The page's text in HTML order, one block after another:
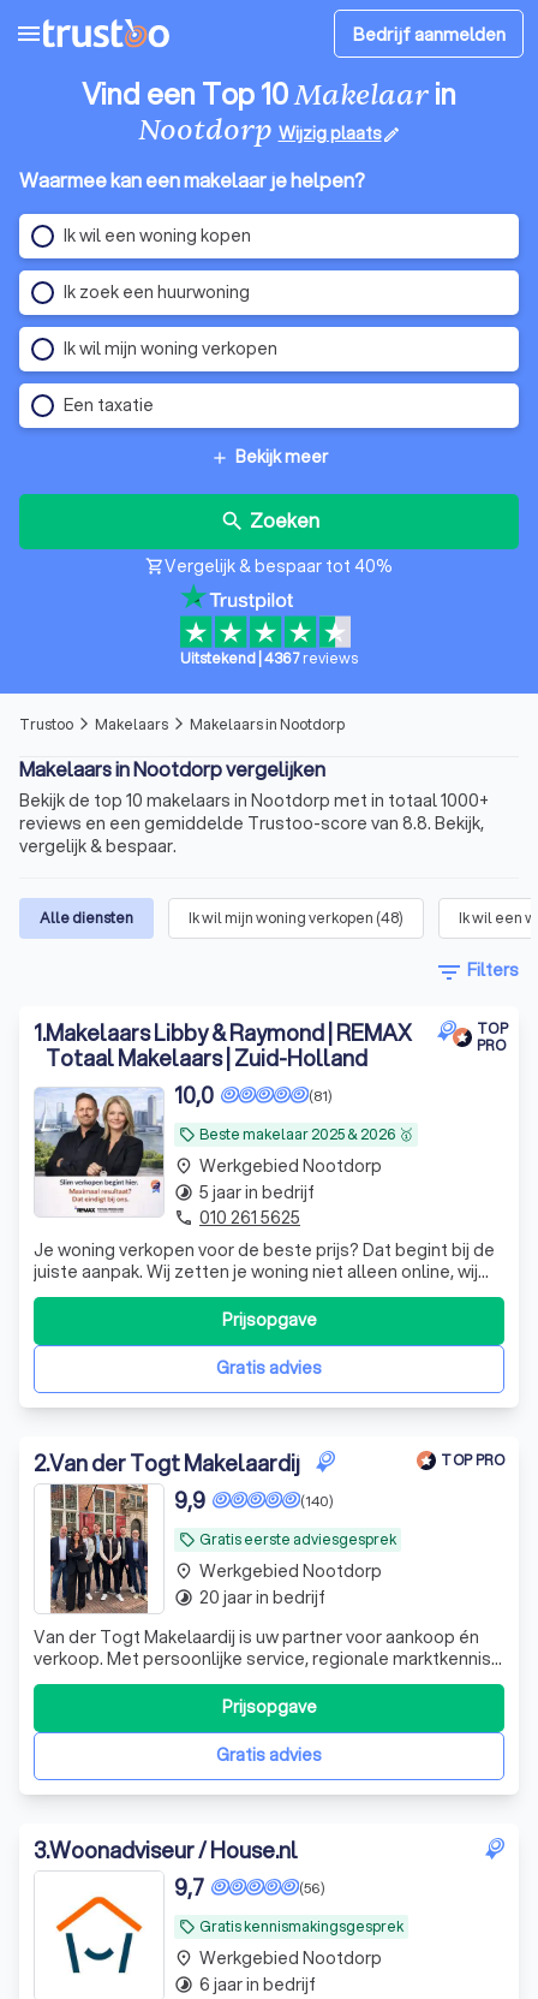
menu Bedrijf aanmelden
Vind een Top 10Makelaarin
Nootdorp Wijzig plaatsedit
Waarmee kan een makelaar je helpen?
Ik wil een woning kopen
Ik zoek een huurwoning
Ik wil mijn woning verkopen
Een taxatie
add Bekijk meer
search Zoeken
shopping_cartVergelijk & bespaar tot 40%
Uitstekend 4367reviews
Trustoo arrow_forward_ios Makelaars arrow_forward_ios Makelaars in Nootdorp
Makelaars in Nootdorp vergelijken
Bekijk de top 10 makelaars in Nootdorp met in totaal 1000+
reviews en een gemiddelde Trustoo-score van 8.8. Bekijk,
vergelijk & bespaar.
Alle diensten Ik wil mijn woning verkopen (48) Ik wil een
filter_list Filters
1.Makelaars Libby & Raymond | REMAX
Totaal Makelaars | Zuid-Holland
TOP
PRO
local_offer Beste makelaar 2025 & 2026 🥇
(81)
10,0
Je woning verkopen voor de beste prijs? Dat begint bij de
juiste aanpak. Wij zetten je woning niet alleen online, wij
creëren vraag, kijkers en biedingen. Meer interesse =
Gratis advies
Prijsopgave
place Werkgebied Nootdorp
timelapse 5 jaar in bedrijf
phone 010 261 5625
2.Van der Togt Makelaardij TOP PRO
local_offer Gratis eerste adviesgesprek
(140)
9,9
Van der Togt Makelaardij is uw partner voor aankoop én
verkoop. Met persoonlijke service, regionale marktkennis
en slimme marketing zorgen wij dat u snel en succesvol
Gratis advies
Prijsopgave
place Werkgebied Nootdorp
timelapse 20 jaar in bedrijf
3.Woonadviseur / House.nl
local_offer Gratis kennismakingsgesprek
(56)
9,7
place Werkgebied Nootdorp
timelapse 6 jaar in bedrijf